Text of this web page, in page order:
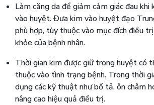
Làm căng da để giảm cảm giác đau khi
vào huyệt. Đưa kim vào huyệt đạo
phù hợp, tùy thuộc vào mục đích điều
khỏe của bệnh nhân.
Thời gian kim được giữ trong huyệt có
thuộc vào tình trạng bệnh. Trong thời
dụng các kỹ thuật như bổ tả, ôn châm
nâng cao hiệu quả điều trị.